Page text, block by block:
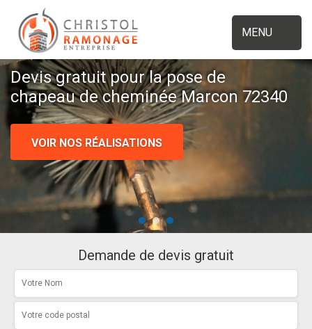
MENU
Devis gratuit pour la pose de
chapeau de cheminée Marcon 72340
VOIR NOS RÉALISATIONS
Demande de devis gratuit